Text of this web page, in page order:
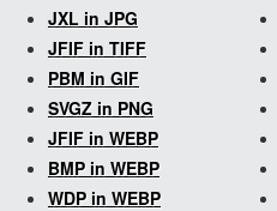
JXL in JPG
JFIF in TIFF
PBM in GIF
SVGZ in PNG
JFIF in WEBP
BMP in WEBP
WDP in WEBP